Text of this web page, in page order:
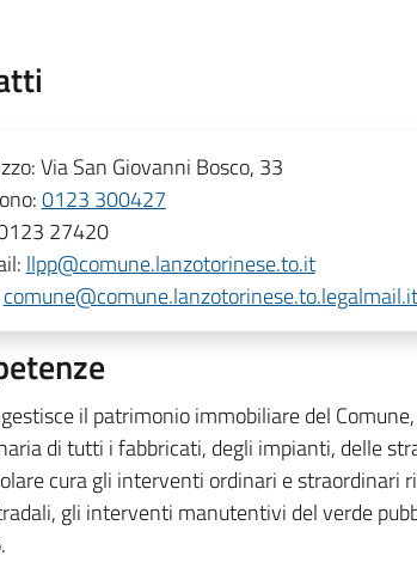
Via San Giovanni Bosco, 33
0123 300427
27420
llpp@comune.lanzotorinese.to.it
comune@comune.lanzotorinese.to.legalmail.it
il patrimonio immobiliare del
di tutti i fabbricati, degli impianti, delle
cura gli interventi ordinari e straordinari
gli interventi manutentivi del verde